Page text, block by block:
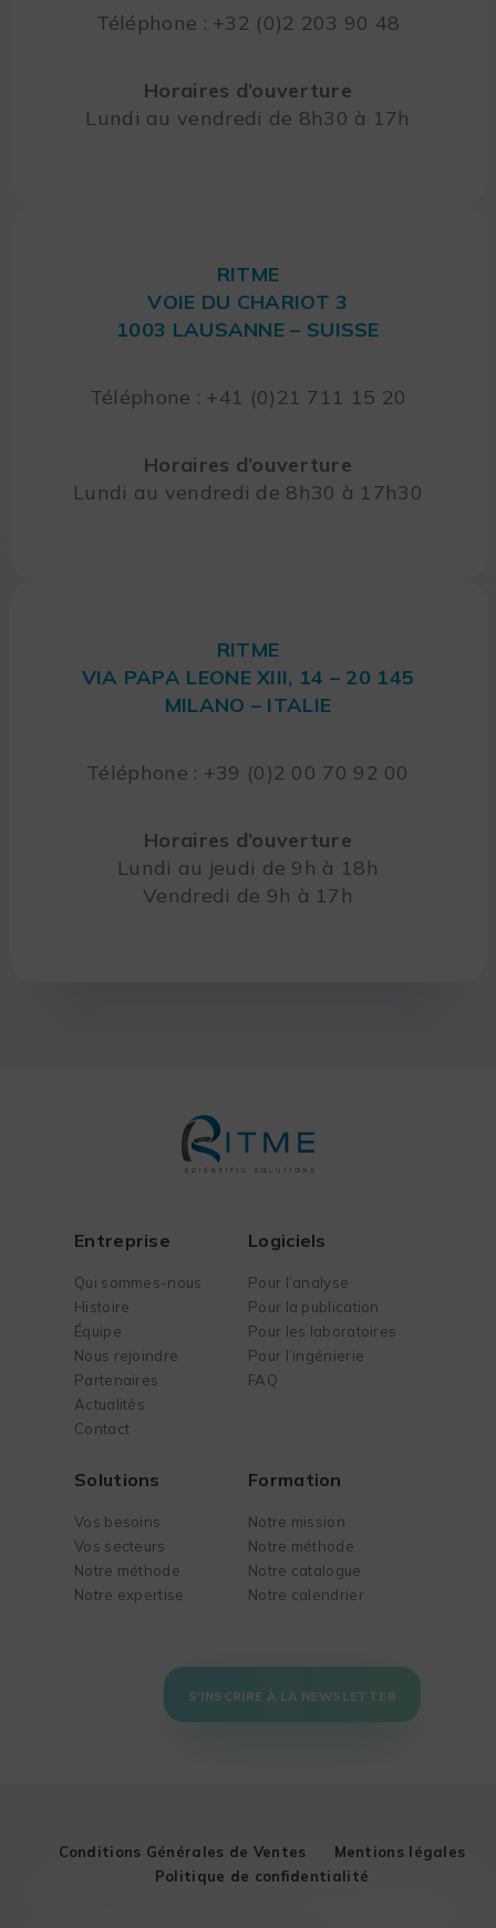
Téléphone : +32 (0)2 203 90 48
Horaires d’ouverture
Lundi au vendredi de 8h30 à 17h
RITME
VOIE DU CHARIOT 3
1003 LAUSANNE – SUISSE
Téléphone : +41 (0)21 711 15 20
Horaires d’ouverture
Lundi au vendredi de 8h30 à 17h30
RITME
VIA PAPA LEONE XIII, 14 – 20 145
MILANO – ITALIE
Téléphone : +39 (0)2 00 70 92 00
Horaires d’ouverture
Lundi au jeudi de 9h à 18h
Vendredi de 9h à 17h
Entreprise
Qui sommes-nous
Histoire
Équipe
Nous rejoindre
Partenaires
Actualités
Contact
Logiciels
Pour l’analyse
Pour la publication
Pour les laboratoires
Pour l’ingénierie
FAQ
Solutions
Vos besoins
Vos secteurs
Notre méthode
Notre expertise
Formation
Notre mission
Notre méthode
Notre catalogue
Notre calendrier
S'INSCRIRE À LA NEWSLETTER
Conditions Générales de Ventes
Mentions légales
Politique de confidentialité